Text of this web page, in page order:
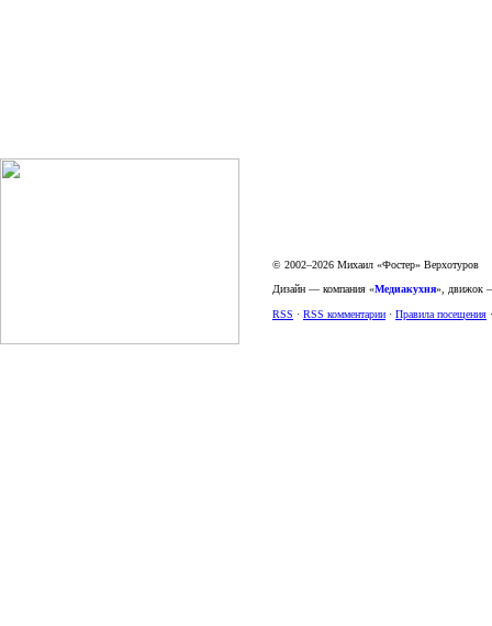
© 2002–2026 Михаил «Фостер» Верхотуров
Дизайн — компания «Медиакухня»,
RSS · RSS комментарии · Правила посещения